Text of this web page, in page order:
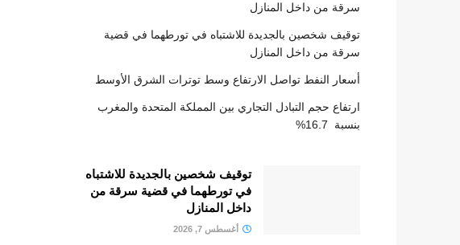
سرقة من داخل المنازل
توقيف شخصين بالجديدة للاشتباه في تورطهما في قضية
سرقة من داخل المنازل
أسعار النفط تواصل الارتفاع وسط توترات الشرق الأوسط
ارتفاع حجم التبادل التجاري بين المملكة المتحدة والمغرب
بنسبة 16.7%
توقيف شخصين بالجديدة للاشتباه
في تورطهما في قضية سرقة من
داخل المنازل
أغسطس 7, 2026